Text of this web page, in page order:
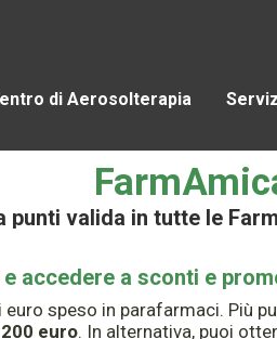
di Aerosolterapia
punti valida in tutte le
accedere a sconti e
speso in parafarmaci. Più
euro. In alternativa, puoi